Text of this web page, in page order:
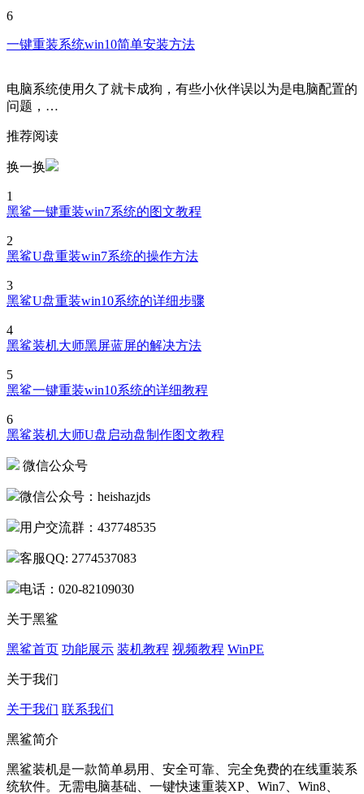
6
一键重装系统win10简单安装方法
电脑系统使用久了就卡成狗，有些小伙伴误以为是电脑配置的
问题，…
推荐阅读
换一换
1
黑鲨一键重装win7系统的图文教程
2
黑鲨U盘重装win7系统的操作方法
3
黑鲨U盘重装win10系统的详细步骤
4
黑鲨装机大师黑屏蓝屏的解决方法
5
黑鲨一键重装win10系统的详细教程
6
黑鲨装机大师U盘启动盘制作图文教程
微信公众号
微信公众号：heishazjds
用户交流群：437748535
客服QQ: 2774537083
电话：020-82109030
关于黑鲨
黑鲨首页 功能展示 装机教程 视频教程 WinPE
关于我们
关于我们 联系我们
黑鲨简介
黑鲨装机是一款简单易用、安全可靠、完全免费的在线重装系
统软件。无需电脑基础、一键快速重装XP、Win7、Win8、